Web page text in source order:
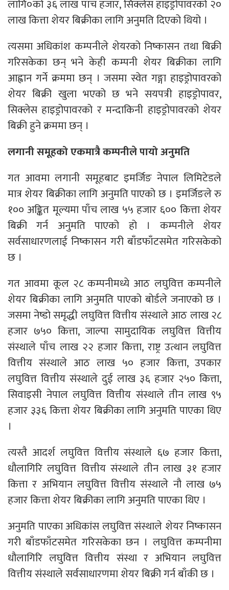
लागि०को ३६ लाख पाँच हजार, सिक्लेस हाइड्रोपावरको २०
लाख कित्ता शेयर बिक्रीका लागि अनुमति दिएको थियो ।
त्यसमा अधिकांश कम्पनीले शेयरको निष्कासन तथा बिक्री
गरिसकेका छन् भने केही कम्पनी शेयर बिक्रीका लागि
आह्वान गर्ने क्रममा छन् । जसमा स्वेत गङ्गा हाइड्रोपावरको
शेयर बिक्री खुला भएको छ भने सयपत्री हाइड्रोपावर,
सिक्लेस हाइड्रोपावरको र मन्दाकिनी हाइड्रोपावरको शेयर
बिक्री हुने क्रममा छन् ।
लगानी समूहको एकमात्रै कम्पनीले पायो अनुमति
गत आवमा लगानी समूहबाट इमर्जिङ नेपाल लिमिटेडले
मात्र शेयर बिक्रीका लागि अनुमति पाएको छ । इमर्जिङले रु
१०० अङ्कित मूल्यमा पाँच लाख ५५ हजार ६०० कित्ता शेयर
बिक्री गर्न अनुमति पाएको हो । कम्पनीले शेयर
सर्वसाधारणलाई निष्कासन गरी बाँडफाँटसमेत गरिसकेको
छ ।
गत आवमा कूल २८ कम्पनीमध्ये आठ लघुवित्त कम्पनीले
शेयर बिक्रीका लागि अनुमति पाएको बोर्डले जनाएको छ ।
जसमा नेष्डो समृद्धी लघुवित्त वित्तीय संस्थाले आठ लाख २८
हजार ७५० कित्ता, जाल्पा सामुदायिक लघुवित्त वित्तीय
संस्थाले पाँच लाख २२ हजार कित्ता, राष्ट्र उत्थान लघुवित्त
वित्तीय संस्थाले आठ लाख ५० हजार कित्ता, उपकार
लघुवित्त वित्तीय संस्थाले दुई लाख ३६ हजार २५० कित्ता,
सिवाइसी नेपाल लघुवित्त वित्तीय संस्थाले तीन लाख ९५
हजार ३३६ कित्ता शेयर बिक्रीका लागि अनुमति पाएका थिए
।
त्यस्तै आदर्श लघुवित्त वित्तीय संस्थाले ६७ हजार कित्ता,
धौलागिरि लघुवित्त वित्तीय संस्थाले तीन लाख ३१ हजार
कित्ता र अभियान लघुवित्त वित्तीय संस्थाले नौ लाख ७५
हजार कित्ता शेयर बिक्रीका लागि अनुमति पाएका थिए ।
अनुमति पाएका अधिकांस लघुवित्त संस्थाले शेयर निष्कासन
गरी बाँडफाँटसमेत गरिसकेका छन । लघुवित्त कम्पनीमा
धौलागिरि लघुवित्त वित्तीय संस्था र अभियान लघुवित्त
वित्तीय संस्थाले सर्वसाधारणमा शेयर बिक्री गर्न बाँकी छ ।